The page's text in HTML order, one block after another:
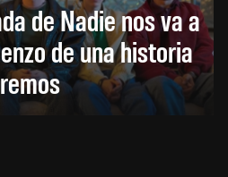
de Nadie nos va a
de una historia